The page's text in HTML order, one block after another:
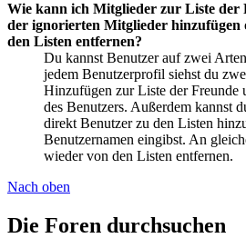
Wie kann ich Mitglieder zur Liste der
der ignorierten Mitglieder hinzufügen
den Listen entfernen?
Du kannst Benutzer auf zwei
jedem Benutzerprofil siehst du
Hinzufügen zur Liste der Freunde
des Benutzers. Außerdem kannst
direkt Benutzer zu den Listen
Benutzernamen eingibst. An
wieder von den Listen entfernen.
Nach oben
Die Foren durchsuchen